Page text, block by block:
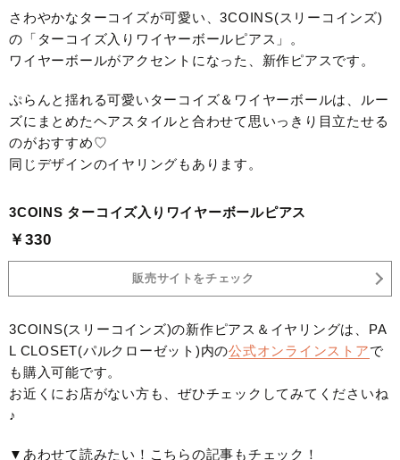
さわやかなターコイズが可愛い、3COINS(スリーコインズ)
の「ターコイズ入りワイヤーボールピアス」。
ワイヤーボールがアクセントになった、新作ピアスです。
ぷらんと揺れる可愛いターコイズ＆ワイヤーボールは、ルー
ズにまとめたヘアスタイルと合わせて思いっきり目立たせる
のがおすすめ♡
同じデザインのイヤリングもあります。
3COINS ターコイズ入りワイヤーボールピアス
￥330
販売サイトをチェック
3COINS(スリーコインズ)の新作ピアス＆イヤリングは、PA
L CLOSET(パルクローゼット)内の公式オンラインストアで
も購入可能です。
お近くにお店がない方も、ぜひチェックしてみてくださいね
♪
▼あわせて読みたい！こちらの記事もチェック！